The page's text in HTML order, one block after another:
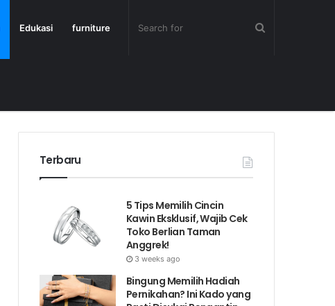
Edukasi furniture
Terbaru
5 Tips Memilih Cincin
Kawin Eksklusif, Wajib Cek
Toko Berlian Taman
Anggrek!
3 weeks ago
Bingung Memilih Hadiah
Pernikahan? Ini Kado yang